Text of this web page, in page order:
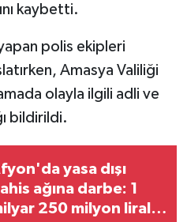
kaybetti.
polis ekipleri
Amasya Valiliği
olayla ilgili adli ve
bildirildi.
yasa dışı
ağına darbe: 1
250 milyon liralık